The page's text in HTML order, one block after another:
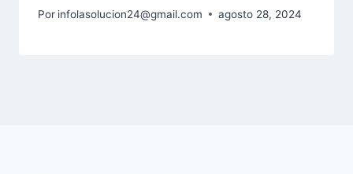
Por infolasolucion24@gmail.com agosto 28, 2024